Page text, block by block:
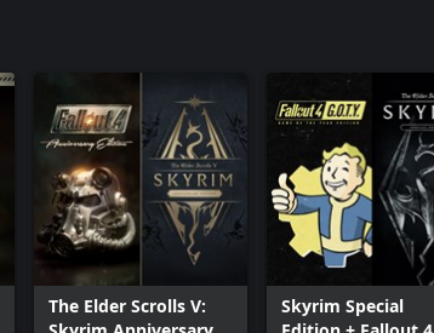
The Elder Scrolls V:
Skyrim Special